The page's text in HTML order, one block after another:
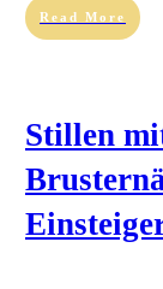
Read More
Stillen